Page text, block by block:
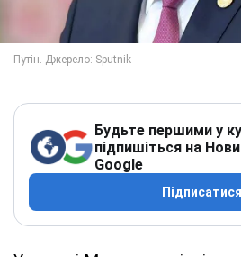
Будьте першими у
підпишіться на
Google
Підписатися